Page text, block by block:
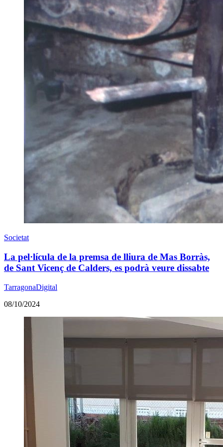
Societat
La pel·lícula de la premsa de lliura de Mas Borràs,
de Sant Vicenç de Calders, es podrà veure dissabte
TarragonaDigital
08/10/2024